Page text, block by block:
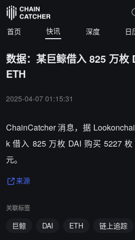
首页 快讯 深度 日
数据：某巨鲸借入 825 万枚
ETH
2025-04-07 01:15:31
ChainCatcher 消息，据
k 借入 825 万枚 DAI 购买 5227
元。
来源
关联标签
巨鲸 DAI ETH 链上追踪